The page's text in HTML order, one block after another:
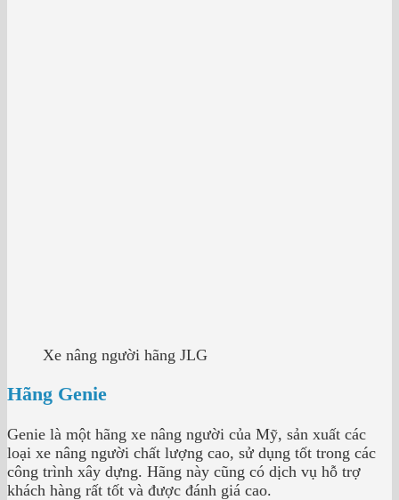
Xe nâng người hãng JLG
Hãng Genie
Genie là một hãng xe nâng người của Mỹ, sản xuất các
loại xe nâng người chất lượng cao, sử dụng tốt trong các
công trình xây dựng. Hãng này cũng có dịch vụ hỗ trợ
khách hàng rất tốt và được đánh giá cao.